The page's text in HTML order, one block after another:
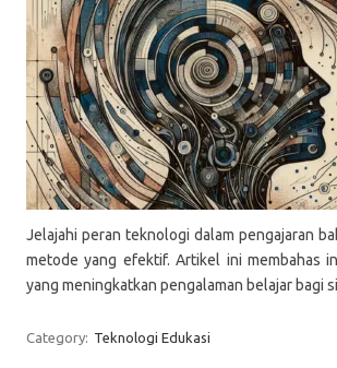
Jelajahi peran teknologi dalam pengajaran
metode yang efektif. Artikel ini membahas
yang meningkatkan pengalaman belajar bagi
Category: Teknologi Edukasi